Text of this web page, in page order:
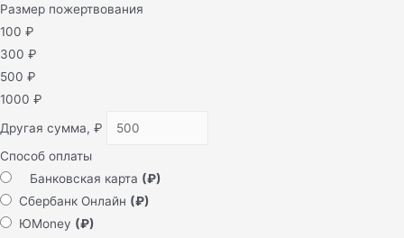
Размер пожертвования
100 ₽
300 ₽
500 ₽
1000 ₽
Другая сумма, ₽
Способ оплаты
Банковская карта (₽)
Сбербанк Онлайн (₽)
ЮMoney (₽)